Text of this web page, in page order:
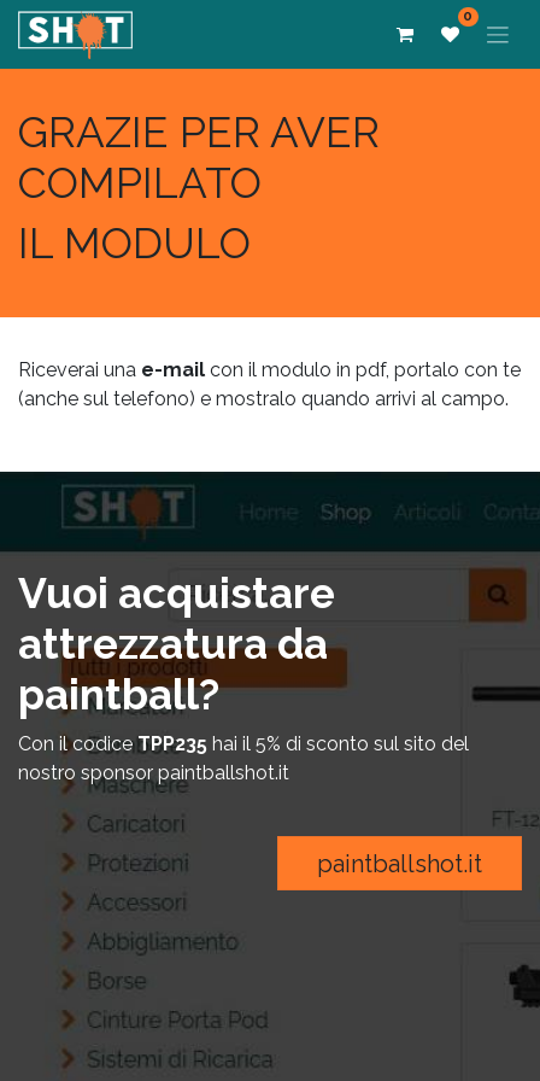
0
GRAZIE PER AVER
COMPILATO
IL MODULO
Riceverai una e-mail con il modulo in pdf, portalo con te
(anche sul telefono) e mostralo quando arrivi al campo.
Vuoi acquistare
attrezzatura da
paintball?
Con il codiceTPP235 hai il 5% di sconto sul sito del
nostro sponsor paintballshot.it
paintballshot.it